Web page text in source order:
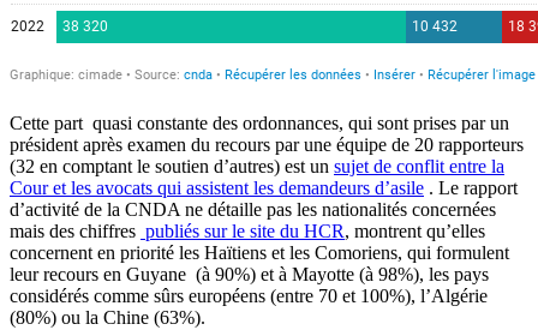
Cette part quasi constante des ordonnances, qui sont prises par un
président après examen du recours par une équipe de 20 rapporteurs
(32 en comptant le soutien d’autres) est un sujet de conflit entre la
Cour et les avocats qui assistent les demandeurs d’asile . Le rapport
d’activité de la CNDA ne détaille pas les nationalités concernées
mais des chiffres publiés sur le site du HCR, montrent qu’elles
concernent en priorité les Haïtiens et les Comoriens, qui formulent
leur recours en Guyane (à 90%) et à Mayotte (à 98%), les pays
considérés comme sûrs européens (entre 70 et 100%), l’Algérie
(80%) ou la Chine (63%).